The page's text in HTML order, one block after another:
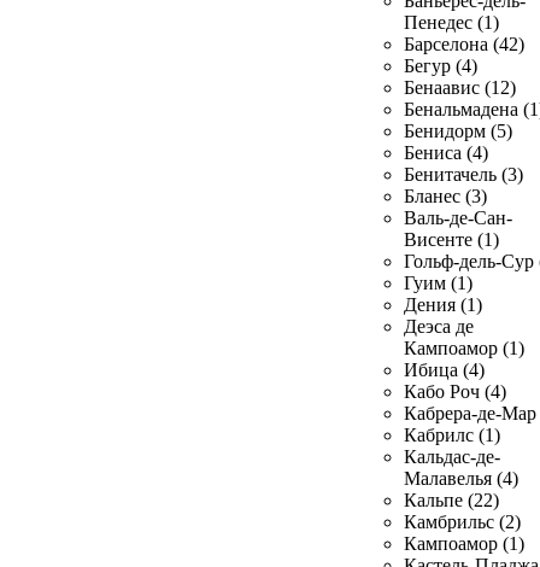
Пенедес (1)
Барселона (42)
Бегур (4)
Бенаавис (12)
Бенальмадена
Бенидорм (5)
Бениса (4)
Бенитачель (3)
Бланес (3)
Валь-де-Сан-
Висенте (1)
Гольф-дель-Сур
Гуим (1)
Дения (1)
Деэса де
Кампоамор (1)
Ибица (4)
Кабо Роч (4)
Кабрера-де-Мар
Кабрилс (1)
Кальдас-де-
Малавелья (4)
Кальпе (22)
Камбрильс (2)
Кампоамор (1)